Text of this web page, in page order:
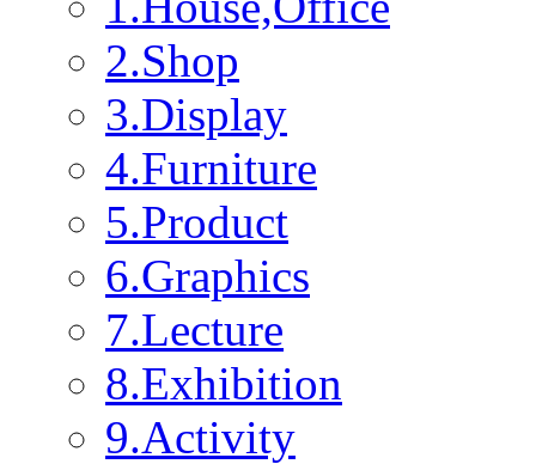
2.Shop
3.Display
4.Furniture
5.Product
6.Graphics
7.Lecture
8.Exhibition
9.Activity